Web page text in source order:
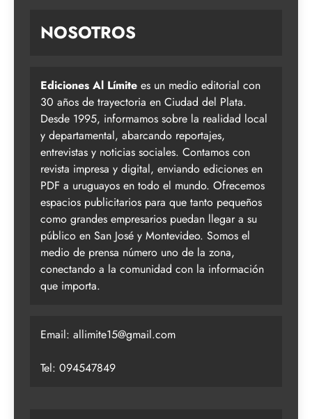
NOSOTROS
Ediciones Al Límite es un medio editorial con
30 años de trayectoria en Ciudad del Plata.
Desde 1995, informamos sobre la realidad local
y departamental, abarcando reportajes,
entrevistas y noticias sociales. Contamos con
revista impresa y digital, enviando ediciones en
PDF a uruguayos en todo el mundo. Ofrecemos
espacios publicitarios para que tanto pequeños
como grandes empresarios puedan llegar a su
público en San José y Montevideo. Somos el
medio de prensa número uno de la zona,
conectando a la comunidad con la información
que importa.
Email: allimite15@gmail.com
Tel: 094547849